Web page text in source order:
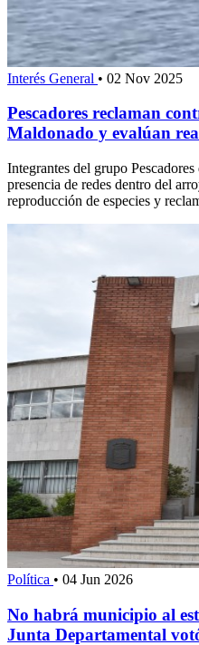
Interés General • 02 Nov 2025
Pescadores reclaman
Maldonado y evalúan
Integrantes del grupo
presencia de redes dentro del
reproducción de especies y
Política • 04 Jun 2026
No habrá municipio al
Junta Departamental